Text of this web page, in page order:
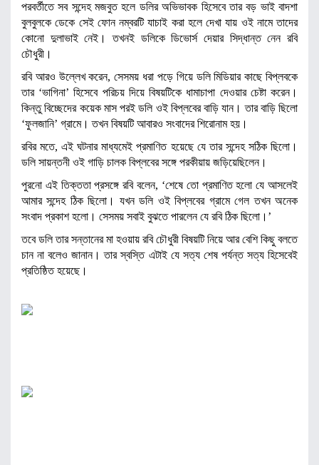
পরবর্তীতে সব সন্দেহ মজবুত হলে ডলির অভিভাবক হিসেবে তার বড় ভাই বাদশা
বুলবুলকে ডেকে সেই ফোন নম্বরটি যাচাই করা হলে দেখা যায় ওই নামে তাদের
কোনো দুলাভাই নেই। তখনই ডলিকে ডিভোর্স দেয়ার সিদ্ধান্ত নেন রবি
চৌধুরী।
রবি আরও উল্লেখ করেন, সেসময় ধরা পড়ে গিয়ে ডলি মিডিয়ার কাছে বিপ্লবকে
তার ‘ভাগিনা’ হিসেবে পরিচয় দিয়ে বিষয়টিকে ধামাচাপা দেওয়ার চেষ্টা করেন।
কিন্তু বিচ্ছেদের কয়েক মাস পরই ডলি ওই বিপ্লবের বাড়ি যান। তার বাড়ি ছিলো
‘ফুলজানি’ গ্রামে। তখন বিষয়টি আবারও সংবাদের শিরোনাম হয়।
রবির মতে, এই ঘটনার মাধ্যমেই প্রমাণিত হয়েছে যে তার সন্দেহ সঠিক ছিলো।
ডলি সায়ন্তনী ওই গাড়ি চালক বিপ্লবের সঙ্গে পরকীয়ায় জড়িয়েছিলেন।
পুরনো এই তিক্ততা প্রসঙ্গে রবি বলেন, ‘শেষে তো প্রমাণিত হলো যে আসলেই
আমার সন্দেহ ঠিক ছিলো। যখন ডলি ওই বিপ্লবের গ্রামে গেল তখন অনেক
সংবাদ প্রকাশ হলো। সেসময় সবাই বুঝতে পারলেন যে রবি ঠিক ছিলো।’
তবে ডলি তার সন্তানের মা হওয়ায় রবি চৌধুরী বিষয়টি নিয়ে আর বেশি কিছু বলতে
চান না বলেও জানান। তার স্বস্তি এটাই যে সত্য শেষ পর্যন্ত সত্য হিসেবেই
প্রতিষ্ঠিত হয়েছে।